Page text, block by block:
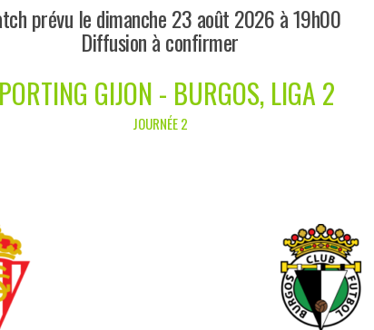
prévu le dimanche 23 août 2026 à 19h00
Diffusion à confirmer
GIJON - BURGOS, LIGA 2
JOURNÉE 2